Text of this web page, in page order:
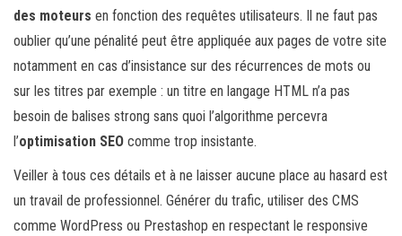
des moteurs en fonction des requêtes utilisateurs. Il ne faut pas
oublier qu’une pénalité peut être appliquée aux pages de votre site
notamment en cas d’insistance sur des récurrences de mots ou
sur les titres par exemple : un titre en langage HTML n’a pas
besoin de balises strong sans quoi l’algorithme percevra
l’optimisation SEO comme trop insistante.
Veiller à tous ces détails et à ne laisser aucune place au hasard est
un travail de professionnel. Générer du trafic, utiliser des CMS
comme WordPress ou Prestashop en respectant le responsive